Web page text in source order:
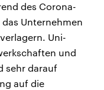
des Corona-
Unternehmen
Uni-
und
sehr darauf
auf die